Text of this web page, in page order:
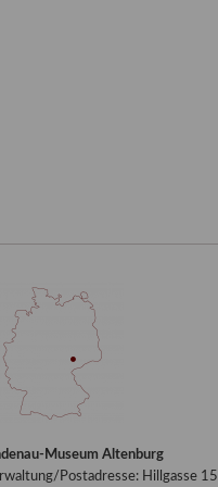
Museum Altenburg
Postadresse: Hillgasse 15